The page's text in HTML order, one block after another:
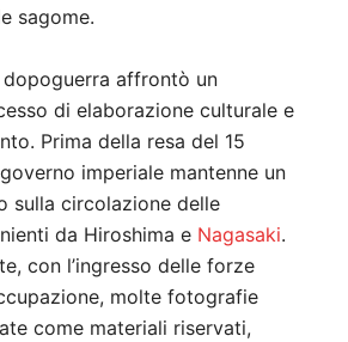
sagome.
affrontò un
di elaborazione culturale e
Prima della resa del 15
imperiale mantenne un
sulla circolazione delle
da Hiroshima e Nagasaki.
con l’ingresso delle forze
molte fotografie
come materiali riservati,